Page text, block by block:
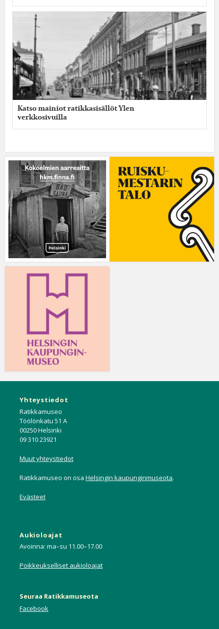
Katso mainiot ratikkasisällöt Ylen
verkkosivuilla
Yhteystiedot
Ratikkamuseo
Töölönkatu 51 A
00250 Helsinki
09 310 23921
Muut yhteystiedot
Ratikkamuseo on osa Helsingin kaupunginmuseota.
Evästeet
Aukioloajat
Avoinna: ma–su 11.00–17.00
Poikkeukselliset aukioloajat
Seuraa Ratikkamuseota
Facebook